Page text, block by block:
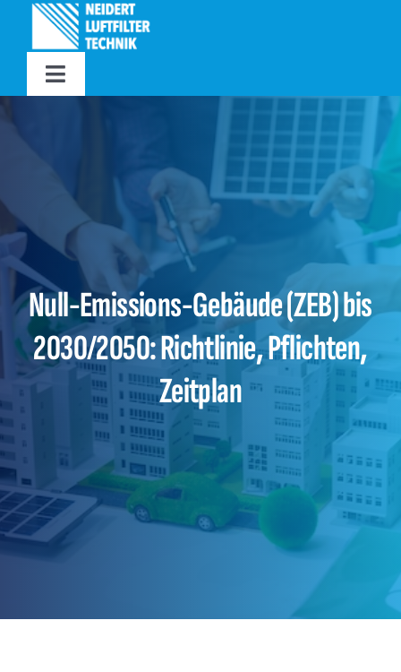
Zum
springen
Toggle
Unternehmen
Produktion
Produkte
Lieferung
Branchen
Blog
Kontakt
Null-Emissions-Gebäude (ZEB) bis
2030/2050: Richtlinie, Pflichten,
Zeitplan